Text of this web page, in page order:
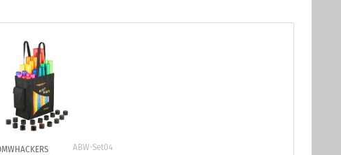
ABW-Set04